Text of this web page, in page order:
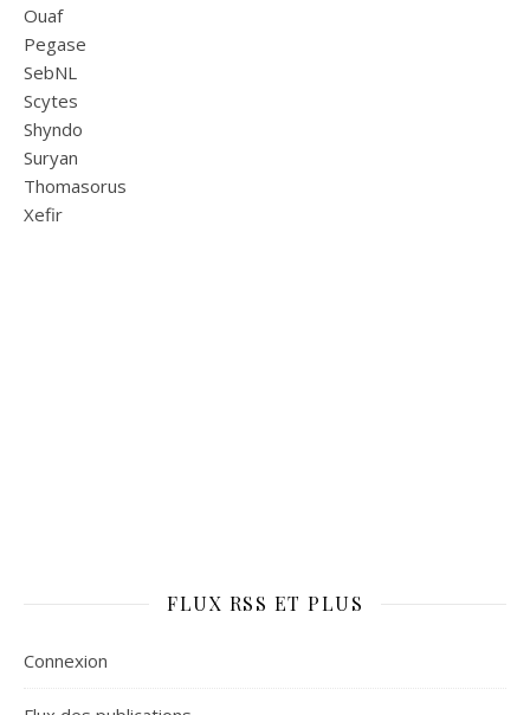
Ouaf
Pegase
SebNL
Scytes
Shyndo
Suryan
Thomasorus
Xefir
FLUX RSS ET PLUS
Connexion